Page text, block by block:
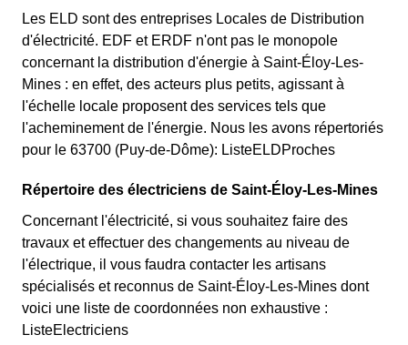
Les ELD sont des entreprises Locales de Distribution
d'électricité. EDF et ERDF n'ont pas le monopole
concernant la distribution d'énergie à Saint-Éloy-Les-
Mines : en effet, des acteurs plus petits, agissant à
l'échelle locale proposent des services tels que
l'acheminement de l'énergie. Nous les avons répertoriés
pour le 63700 (Puy-de-Dôme): ListeELDProches
Répertoire des électriciens de Saint-Éloy-Les-Mines
Concernant l'électricité, si vous souhaitez faire des
travaux et effectuer des changements au niveau de
l'électrique, il vous faudra contacter les artisans
spécialisés et reconnus de Saint-Éloy-Les-Mines dont
voici une liste de coordonnées non exhaustive :
ListeElectriciens